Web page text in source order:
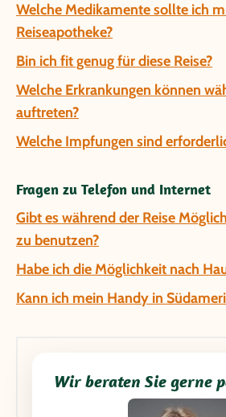
Welche Medikamente sollte ich
Reiseapotheke?
Bin ich fit genug für diese Reise?
Welche Erkrankungen können
auftreten?
Welche Impfungen sind
Fragen zu Telefon und Internet
Gibt es während der Reise
zu benutzen?
Habe ich die Möglichkeit nach
Kann ich mein Handy in
Wir beraten Sie gerne